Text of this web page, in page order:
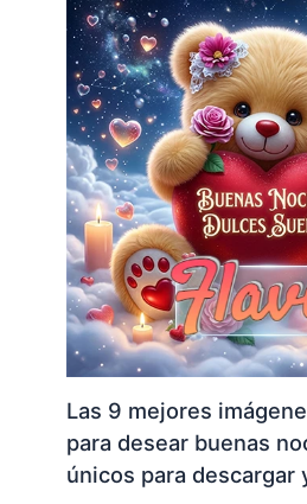
Las 9 mejores
para desear buenas
únicos para descargar